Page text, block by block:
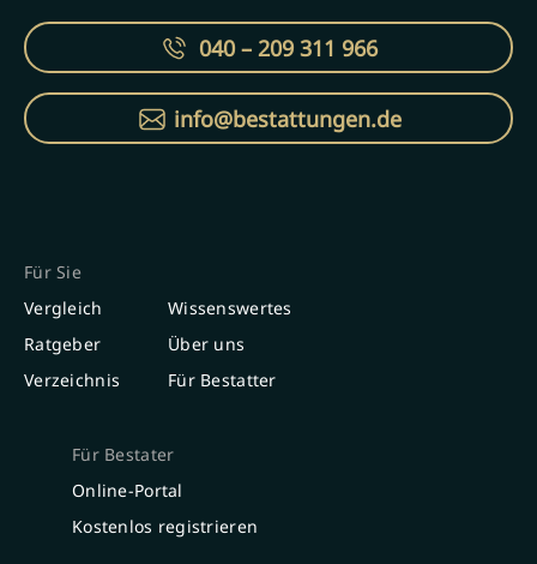
040 – 209 311 966
info@bestattungen.de
Für Sie
Vergleich
Ratgeber
Verzeichnis
Wissenswertes
Über uns
Für Bestatter
Für Bestater
Online-Portal
Kostenlos registrieren